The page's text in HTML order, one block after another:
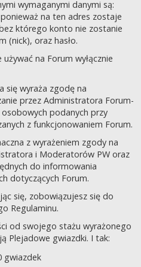
wymaganymi danymi są:
na ten adres zostaje
którego konto nie zostanie
(nick), oraz hasło.
na Forum wyłącznie
się wyraża zgodę na
przez Administratora Forum-
podanych przy
z funkcjonowaniem Forum.
z wyrażeniem zgody na
i Moderatorów PW oraz
do informowania
dotyczących Forum.
się, zobowiązujesz się do
Regulaminu.
od swojego stażu wyrażonego
Plejadowe gwiazdki. I tak:
gwiazdek